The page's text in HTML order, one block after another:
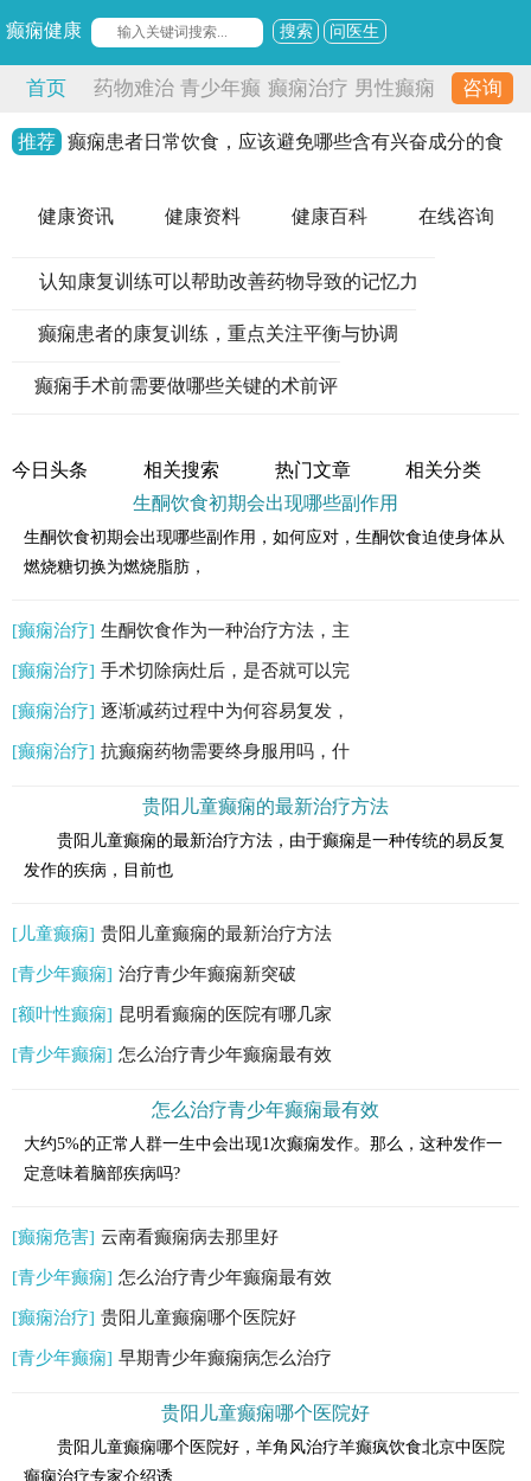
癫痫健康 搜索 问医生
首页 药物难治
性癫痫
青少年癫
痫
癫痫治疗 男性癫痫 咨询
推荐 癫痫患者日常饮食，应该避免哪些含有兴奋成分的食
健康资讯
健康资料 健康百科 在线咨询
认知康复训练可以帮助改善药物导致的记忆力
下降癫痫患者的康复训练，重点关注平衡与协调
能力癫痫手术前需要做哪些关键的术前评
今日头条
相关搜索 热门文章
相关分类
生酮饮食初期会出现哪些副作用
生酮饮食初期会出现哪些副作用，如何应对，生酮饮食迫使身体从
燃烧糖切换为燃烧脂肪，
[癫痫治疗] 生酮饮食作为一种治疗方法，主
[癫痫治疗] 手术切除病灶后，是否就可以完
[癫痫治疗] 逐渐减药过程中为何容易复发，
[癫痫治疗] 抗癫痫药物需要终身服用吗，什
贵阳儿童癫痫的最新治疗方法
贵阳儿童癫痫的最新治疗方法，由于癫痫是一种传统的易反复
发作的疾病，目前也
[儿童癫痫] 贵阳儿童癫痫的最新治疗方法
[青少年癫痫] 治疗青少年癫痫新突破
[额叶性癫痫] 昆明看癫痫的医院有哪几家
[青少年癫痫] 怎么治疗青少年癫痫最有效
怎么治疗青少年癫痫最有效
大约5%的正常人群一生中会出现1次癫痫发作。那么，这种发作一
定意味着脑部疾病吗?
[癫痫危害] 云南看癫痫病去那里好
[青少年癫痫] 怎么治疗青少年癫痫最有效
[癫痫治疗] 贵阳儿童癫痫哪个医院好
[青少年癫痫] 早期青少年癫痫病怎么治疗
贵阳儿童癫痫哪个医院好
贵阳儿童癫痫哪个医院好，羊角风治疗羊癫疯饮食北京中医院
癫痫治疗专家介绍诱